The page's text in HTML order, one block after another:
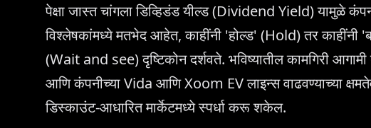
पेक्षा जास्त चांगला डिव्हिडंड यील्ड (Dividend Yield) यामुळे
विश्लेषकांमध्ये मतभेद आहेत, काहींनी 'होल्ड' (Hold) तर काहींनी
(Wait and see) दृष्टिकोन दर्शवते. भविष्यातील कामगिरी
आणि कंपनीच्या Vida आणि Xoom EV लाइन्स वाढवण्याच्या
डिस्काउंट-आधारित मार्केटमध्ये स्पर्धा करू शकेल.